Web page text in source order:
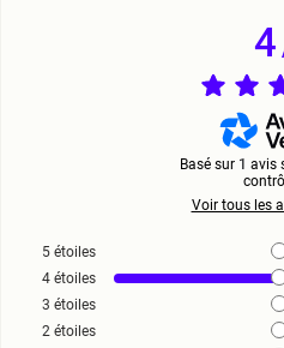
4
Basé sur 1 avis
Voir tous les
5 étoiles
4 étoiles
3 étoiles
2 étoiles